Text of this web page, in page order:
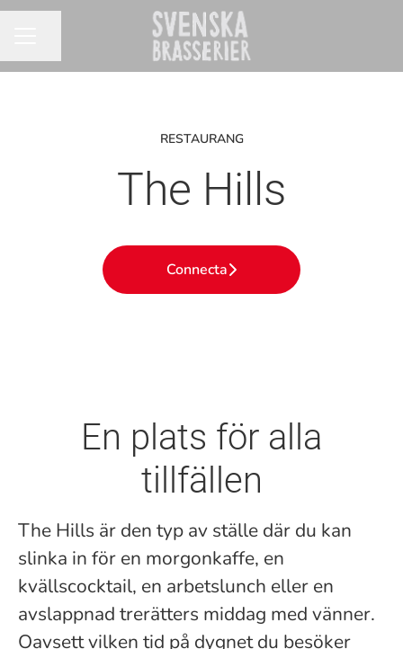
RESTAURANG
The Hills
Connecta
En plats för alla
tillfällen
The Hills är den typ av ställe där du kan
slinka in för en morgonkaffe, en
kvällscocktail, en arbetslunch eller en
avslappnad trerätters middag med vänner.
Oavsett vilken tid på dygnet du besöker